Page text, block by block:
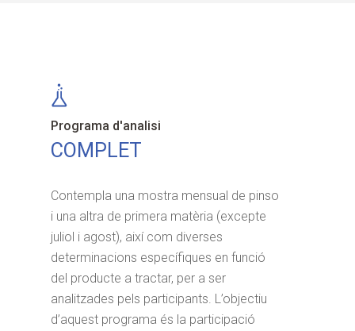
Programa d'analisi
COMPLET
Contempla una mostra mensual de pinso
i una altra de primera matèria (excepte
juliol i agost), així com diverses
determinacions específiques en funció
del producte a tractar, per a ser
analitzades pels participants. L’objectiu
d’aquest programa és la participació